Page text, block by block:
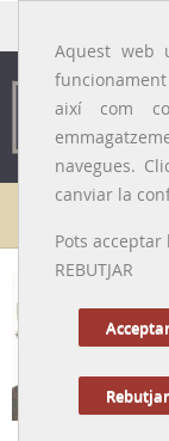
Aquest web
així com
navegues.
canviar la
Pots acceptar
REBUTJAR
Rebutjar
Galeria de